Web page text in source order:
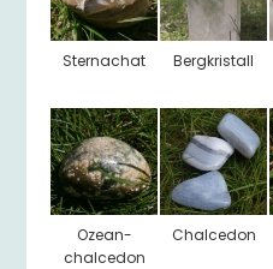
Sternachat Bergkristall
Ozean-
chalcedon
Chalcedon